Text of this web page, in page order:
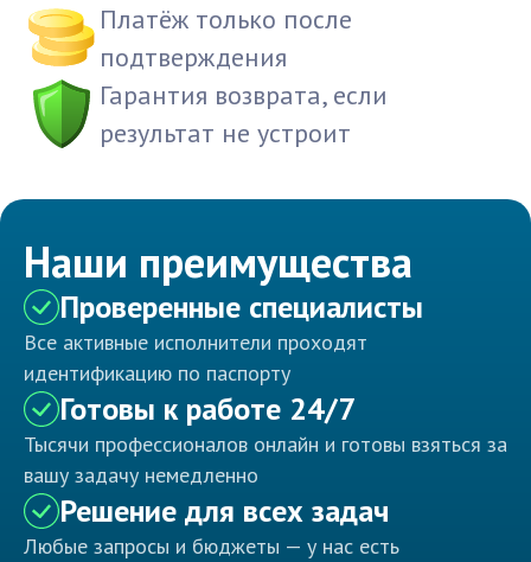
Платёж только после
подтверждения
Гарантия возврата, если
результат не устроит
Наши преимущества
Проверенные специалисты
Все активные исполнители проходят
идентификацию по паспорту
Готовы к работе 24/7
Тысячи профессионалов онлайн и готовы взяться за
вашу задачу немедленно
Решение для всех задач
Любые запросы и бюджеты — у нас есть